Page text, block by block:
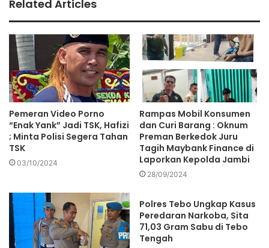
Related Articles
Pemeran Video Porno
“Enak Yank” Jadi TSK, Hafizi
; Minta Polisi Segera Tahan
TSK
03/10/2024
Rampas Mobil Konsumen
dan Curi Barang : Oknum
Preman Berkedok Juru
Tagih Maybank Finance di
Laporkan Kepolda Jambi
28/09/2024
Polres Tebo Ungkap Kasus
Peredaran Narkoba, Sita
71,03 Gram Sabu di Tebo
Tengah